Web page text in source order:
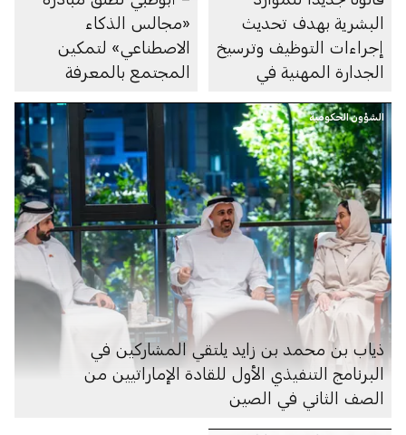
البشرية بهدف تحديث
إجراءات التوظيف وترسيخ
الجدارة المهنية في
«مجالس الذكاء
الاصطناعي» لتمكين
المجتمع بالمعرفة
الاصطناعي
الشؤون الحكومية
ذياب بن محمد بن زايد يلتقي المشاركين في
البرنامج التنفيذي الأول للقادة الإماراتيين من
الصف الثاني في الصين